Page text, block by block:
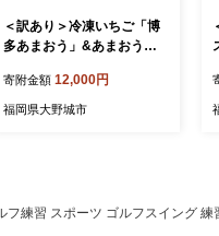
＜訳あり＞冷凍いちご「博
多あまおう」&あまおう苺
市)【1757186】
寄附金額 12,000円
福岡県大野城市
練習 スポーツ ゴルフスイング